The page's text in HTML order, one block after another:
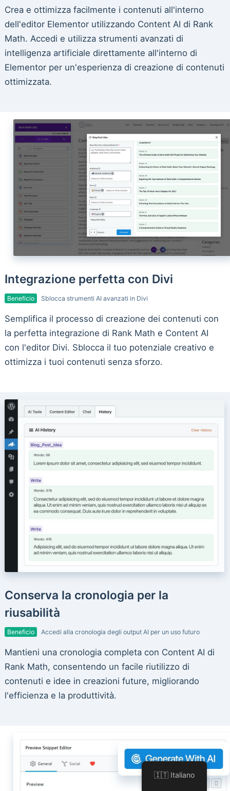
Crea e ottimizza facilmente i contenuti all'interno
dell'editor Elementor utilizzando Content AI di Rank
Math. Accedi e utilizza strumenti avanzati di
intelligenza artificiale direttamente all'interno di
Elementor per un'esperienza di creazione di contenuti
ottimizzata.
Integrazione perfetta con Divi
Beneficio Sblocca strumenti AI avanzati in Divi
Semplifica il processo di creazione dei contenuti con
la perfetta integrazione di Rank Math e Content AI
con l'editor Divi. Sblocca il tuo potenziale creativo e
ottimizza i tuoi contenuti senza sforzo.
Conserva la cronologia per la
riusabilità
Beneficio Accedi alla cronologia degli output AI per un uso futuro
Mantieni una cronologia completa con Content AI di
Rank Math, consentendo un facile riutilizzo di
contenuti e idee in creazioni future, migliorando
l'efficienza e la produttività.
🇮🇹 Italiano